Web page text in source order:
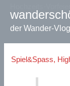
Inhalt
springen
der Wander-Vlog
Spiel&Spass,